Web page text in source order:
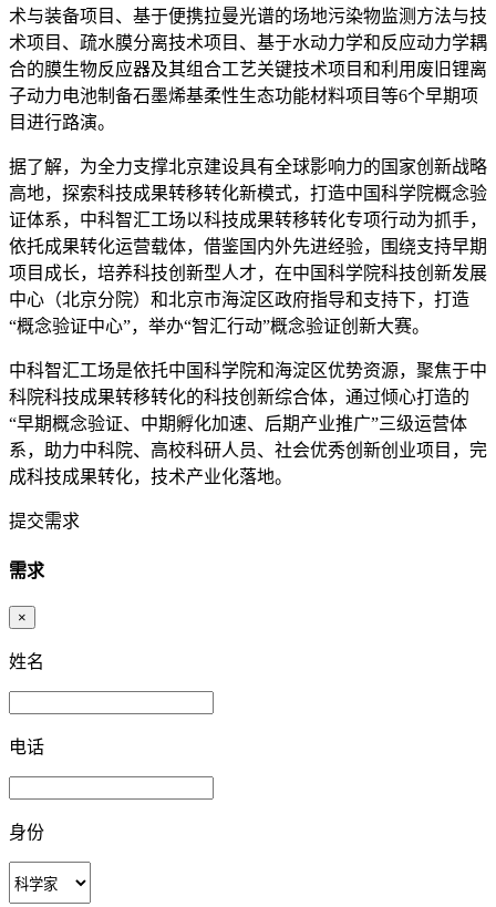
术与装备项目、基于便携拉曼光谱的场地污染物监测方法与技
术项目、疏水膜分离技术项目、基于水动力学和反应动力学耦
合的膜生物反应器及其组合工艺关键技术项目和利用废旧锂离
子动力电池制备石墨烯基柔性生态功能材料项目等6个早期项
目进行路演。
据了解，为全力支撑北京建设具有全球影响力的国家创新战略
高地，探索科技成果转移转化新模式，打造中国科学院概念验
证体系，中科智汇工场以科技成果转移转化专项行动为抓手，
依托成果转化运营载体，借鉴国内外先进经验，围绕支持早期
项目成长，培养科技创新型人才，在中国科学院科技创新发展
中心（北京分院）和北京市海淀区政府指导和支持下，打造
“概念验证中心”，举办“智汇行动”概念验证创新大赛。
中科智汇工场是依托中国科学院和海淀区优势资源，聚焦于中
科院科技成果转移转化的科技创新综合体，通过倾心打造的
“早期概念验证、中期孵化加速、后期产业推广”三级运营体
系，助力中科院、高校科研人员、社会优秀创新创业项目，完
成科技成果转化，技术产业化落地。
提交需求
需求
×
姓名
电话
身份